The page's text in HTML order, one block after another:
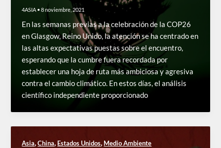
4ASIA •8 noviembre, 2021
En las semanas previas a la celebración de la COP26
en Glasgow, Reino Unido, la atención se ha centrado en
las altas expectativas puestas sobre el encuentro,
esperando que la cumbre fuera recordada por
establecer una hoja de ruta más ambiciosa y agresiva
contra el cambio climático. En estos días, el análisis
científico independiente proporcionado
Asia,China, Estados Unidos, Medio Ambiente